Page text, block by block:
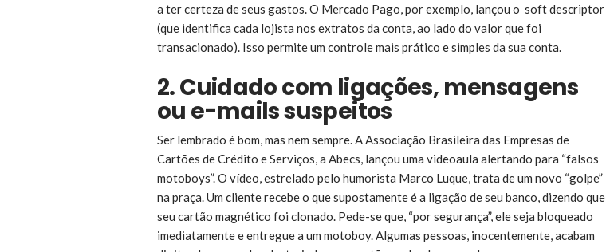
a ter certeza de seus gastos. O Mercado Pago, por exemplo, lançou o soft descriptor
(que identifica cada lojista nos extratos da conta, ao lado do valor que foi
transacionado). Isso permite um controle mais prático e simples da sua conta.
2. Cuidado com ligações, mensagens
ou e-mails suspeitos
Ser lembrado é bom, mas nem sempre. A Associação Brasileira das Empresas de
Cartões de Crédito e Serviços, a Abecs, lançou uma videoaula alertando para “falsos
motoboys”. O vídeo, estrelado pelo humorista Marco Luque, trata de um novo “golpe”
na praça. Um cliente recebe o que supostamente é a ligação de seu banco, dizendo que
seu cartão magnético foi clonado. Pede-se que, “por segurança”, ele seja bloqueado
imediatamente e entregue a um motoboy. Algumas pessoas, inocentemente, acabam